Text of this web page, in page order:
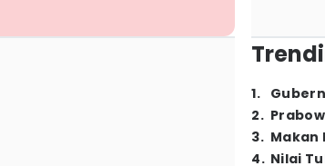
1.
2.
3. Makan
4. Nilai